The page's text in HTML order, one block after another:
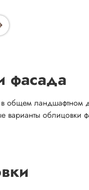
фасада
общем ландшафтном
варианты облицовки